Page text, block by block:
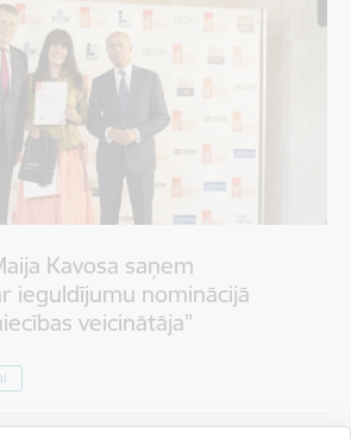
Kavosa saņem
ieguldījumu nominācijā
veicinātāja”